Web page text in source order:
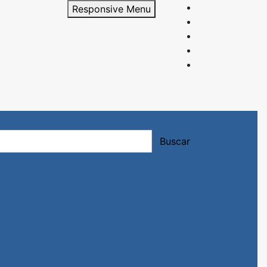
Responsive Menu
y entrenamiento.
Buscar